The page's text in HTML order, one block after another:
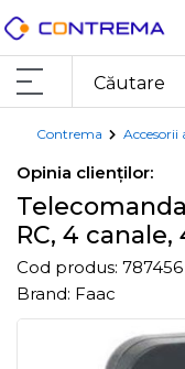
Contrema
Opinia clienților:
RC, 4
Cod produs: 787456
Brand: Faac